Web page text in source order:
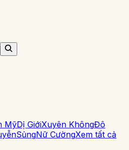
MỹDị GiớiXuyên KhôngĐô
SủngNữ CườngXem tất cả